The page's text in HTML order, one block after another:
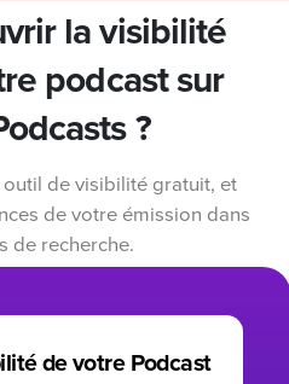
la visibilité
podcast sur
?
de visibilité gratuit, et
de votre émission dans
de recherche.
de votre Podcast